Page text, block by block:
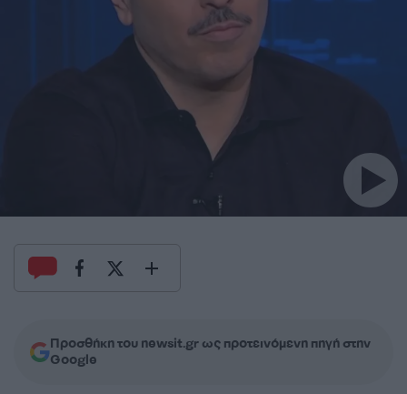
Προσθήκη του newsit.gr ως προτεινόμενη πηγή στην
Google